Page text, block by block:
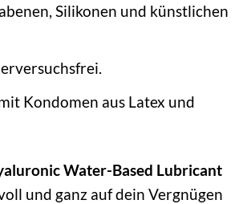
Silikonen und künstlichen
Kondomen aus Latex und
Water-Based Lubricant
und ganz auf dein Vergnügen